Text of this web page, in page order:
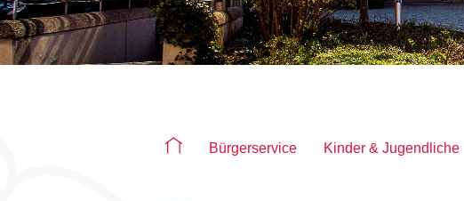
Sie befinden sich auf der Seite "Pflegekinder"
Bürgerservice Kinder & Jugendliche